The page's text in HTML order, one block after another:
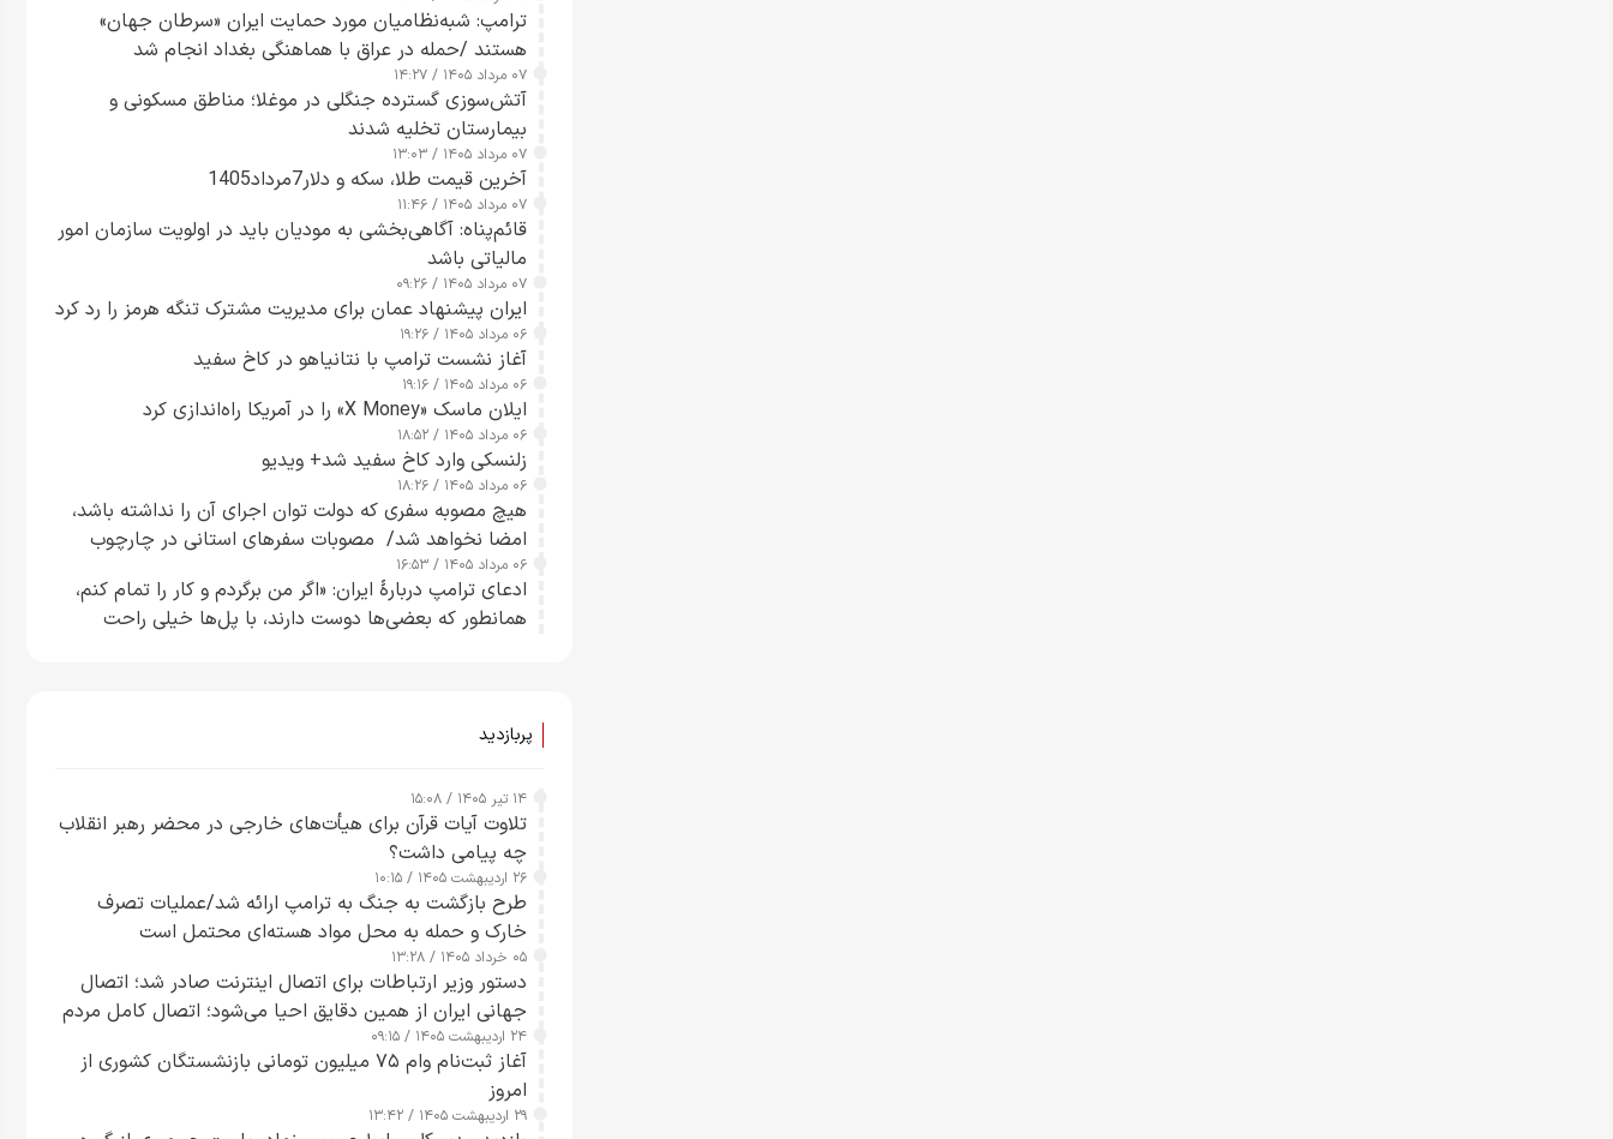
ترامپ: شبه‌نظامیان مورد حمایت ایران «سرطان جهان»
هستند /حمله در عراق با هماهنگی بغداد انجام شد
۰۷ مرداد ۱۴۰۵ / ۱۴:۲۷
آتش‌سوزی گسترده جنگلی در موغلا؛ مناطق مسکونی و
بیمارستان تخلیه شدند
۰۷ مرداد ۱۴۰۵ / ۱۳:۰۳
آخرین قیمت طلا، سکه و دلار7مرداد1405
۰۷ مرداد ۱۴۰۵ / ۱۱:۴۶
قائم‌پناه: آگاهی‌بخشی به مودیان باید در اولویت سازمان امور
مالیاتی باشد
۰۷ مرداد ۱۴۰۵ / ۰۹:۲۶
ایران پیشنهاد عمان برای مدیریت مشترک تنگه هرمز را رد کرد
۰۶ مرداد ۱۴۰۵ / ۱۹:۲۶
آغاز نشست ترامپ با نتانیاهو در کاخ سفید
۰۶ مرداد ۱۴۰۵ / ۱۹:۱۶
ایلان ماسک «X Money» را در آمریکا راه‌اندازی کرد
۰۶ مرداد ۱۴۰۵ / ۱۸:۵۲
زلنسکی وارد کاخ سفید شد+ ویدیو
۰۶ مرداد ۱۴۰۵ / ۱۸:۲۶
هیچ مصوبه سفری که دولت توان اجرای آن را نداشته باشد،
امضا نخواهد شد/ مصوبات سفرهای استانی در چارچوب
قانون بودجه است+ عکس
۰۶ مرداد ۱۴۰۵ / ۱۶:۵۳
ادعای ترامپ دربارهٔ ایران: «اگر من برگردم و کار را تمام کنم،
همانطور که بعضی‌ها دوست دارند، با پل‌ها خیلی راحت
پربازدید
۱۴ تیر ۱۴۰۵ / ۱۵:۰۸
تلاوت آیات قرآن برای هیأت‌های خارجی در محضر رهبر انقلاب
چه پیامی داشت؟
۲۶ اردیبهشت ۱۴۰۵ / ۱۰:۱۵
طرح‌ بازگشت به جنگ به ترامپ ارائه شد/عملیات تصرف
خارک و حمله به محل مواد هسته‌ای محتمل است
۰۵ خرداد ۱۴۰۵ / ۱۳:۲۸
دستور وزیر ارتباطات برای اتصال اینترنت صادر شد؛ اتصال
جهانی ایران از همین دقایق احیا می‌شود؛ اتصال کامل مردم
تا ۲۴ ساعت آینده
۲۴ اردیبهشت ۱۴۰۵ / ۰۹:۱۵
آغاز ثبت‌نام وام ۷۵ میلیون تومانی بازنشستگان کشوری از
امروز
۲۹ اردیبهشت ۱۴۰۵ / ۱۳:۴۲